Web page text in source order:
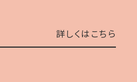
詳しくはこちら